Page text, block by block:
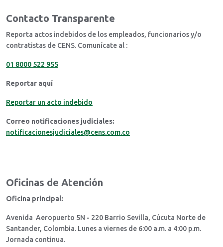
Contacto Transparente
Reporta actos indebidos de los empleados, funcionarios y/o
contratistas de CENS. Comunícate al :
01 8000 522 955
Reportar aquí
Reportar un acto indebido
Correo notificaciones judiciales:
notificacionesjudiciales@cens.com.co
Oficinas de Atención
Oficina principal:
Avenida Aeropuerto 5N - 220 Barrio Sevilla, Cúcuta Norte de
Santander, Colombia. Lunes a viernes de 6:00 a.m. a 4:00 p.m.
Jornada continua.